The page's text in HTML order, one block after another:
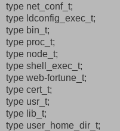
type net_conf_t;
type ldconfig_exec_t;
type bin_t;
type proc_t;
type node_t;
type shell_exec_t;
type web-fortune_t;
type cert_t;
type usr_t;
type lib_t;
type user_home_dir_t;